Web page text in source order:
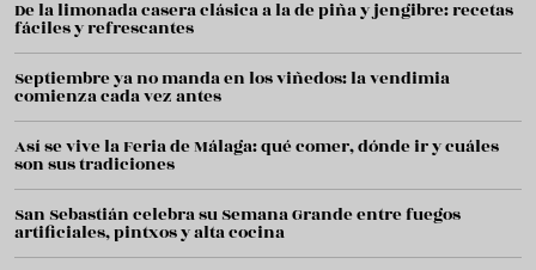
De la limonada casera clásica a la de piña y jengibre: recetas
fáciles y refrescantes
Septiembre ya no manda en los viñedos: la vendimia
comienza cada vez antes
Así se vive la Feria de Málaga: qué comer, dónde ir y cuáles
son sus tradiciones
San Sebastián celebra su Semana Grande entre fuegos
artificiales, pintxos y alta cocina